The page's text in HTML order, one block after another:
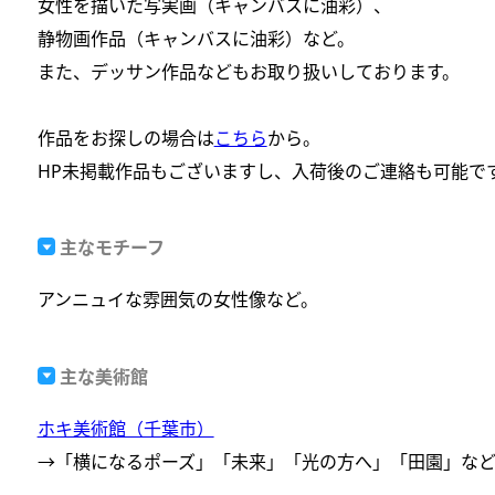
女性を描いた写実画（キャンバスに油彩）、
静物画作品（キャンバスに油彩）など。
また、デッサン作品などもお取り扱いしております。
作品をお探しの場合はこちらから。
HP未掲載作品もございますし、入荷後のご連絡も可能で
主なモチーフ
アンニュイな雰囲気の女性像など。
主な美術館
ホキ美術館（千葉市）
→「横になるポーズ」「未来」「光の方へ」「田園」など